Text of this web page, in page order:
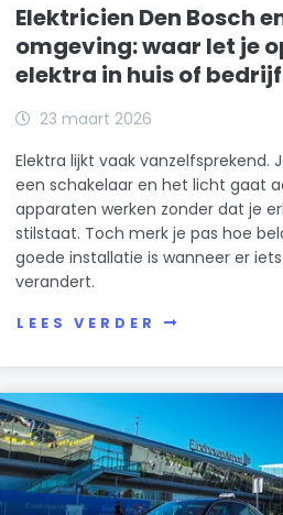
Elektricien Den Bosch
omgeving: waar let je
elektra in huis of
23 maart 2026
Elektra lijkt vaak vanzelfsprekend.
een schakelaar en het licht gaat
apparaten werken zonder dat je
stilstaat. Toch merk je pas hoe
goede installatie is wanneer er iets
verandert.
LEES VERDER